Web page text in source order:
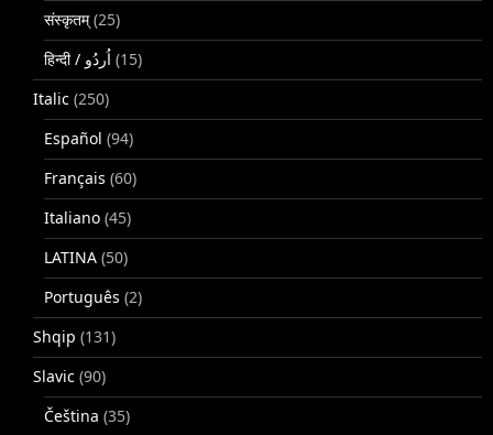
संस्कृतम्(25)
(15)
Italic (250)
Español (94)
Français (60)
Italiano (45)
LATINA (50)
Português (2)
Shqip (131)
Slavic (90)
Čeština (35)